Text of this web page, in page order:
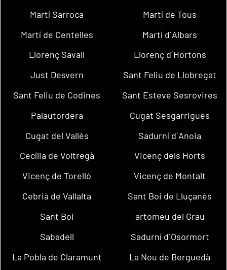
Martí Sarroca
Martí de Tous
Martí de Centelles
Martí d´Albars
Llorenç Savall
Llorenç d´Hortons
Just Desvern
Sant Feliu de Llobregat
Sant Feliu de Codines
Sant Esteve Sesrovires
Palautordera
Cugat Sesgarrigues
Cugat del Vallès
Sadurní d´Anoia
Cecília de Voltregà
Vicenç dels Horts
Vicenç de Torelló
Vicenç de Montalt
Cebrià de Vallalta
Sant Boi de Lluçanès
Sant Boi
artomeu del Grau
Sabadell
Sadurní d´Osormort
La Pobla de Claramunt
La Nou de Berguedà